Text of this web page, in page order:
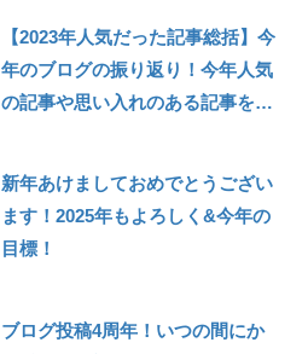
【2023年人気だった記事総括】今
年のブログの振り返り！今年人気
の記事や思い入れのある記事を紹
新年あけましておめでとうござい
ます！2025年もよろしく&今年の
目標！
ブログ投稿4周年！いつの間にか